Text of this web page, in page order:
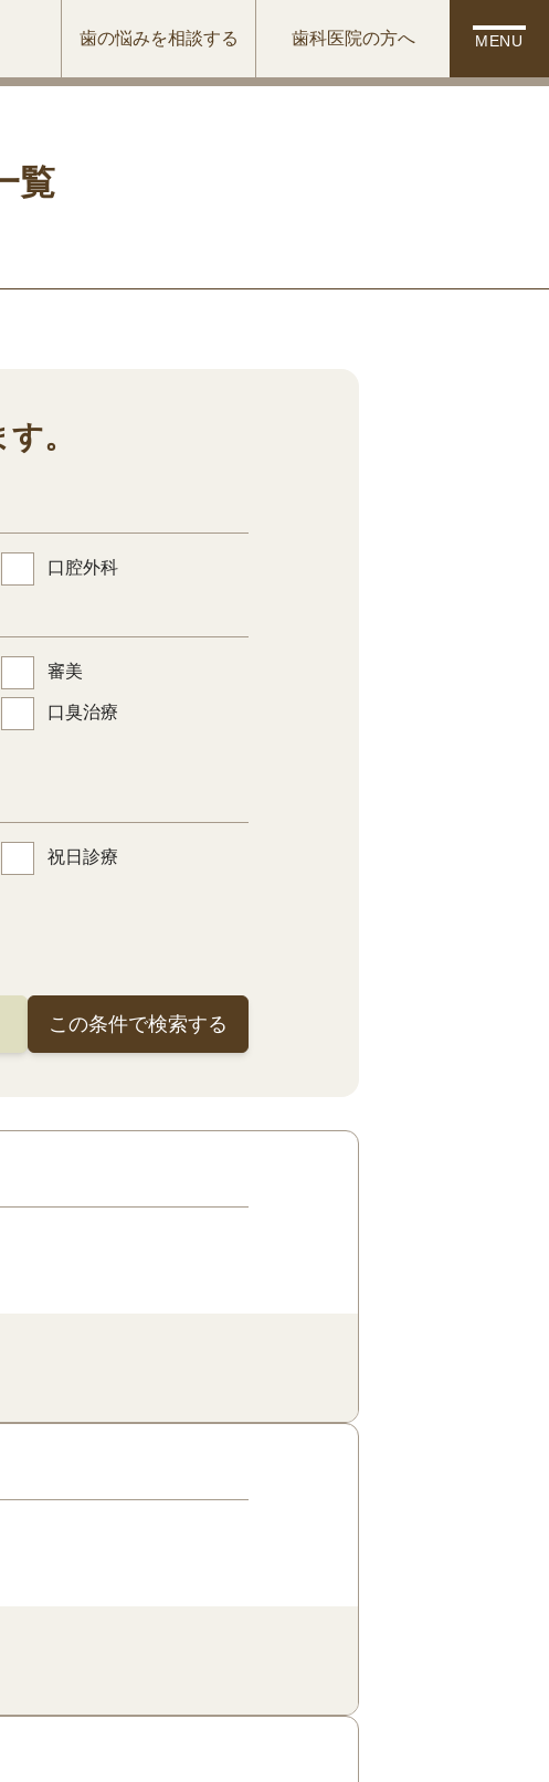
歯の悩みを相談する 歯科医院の方へ MENU
覧
。
口腔外科
審美
口臭治療
祝日診療
この条件で検索する